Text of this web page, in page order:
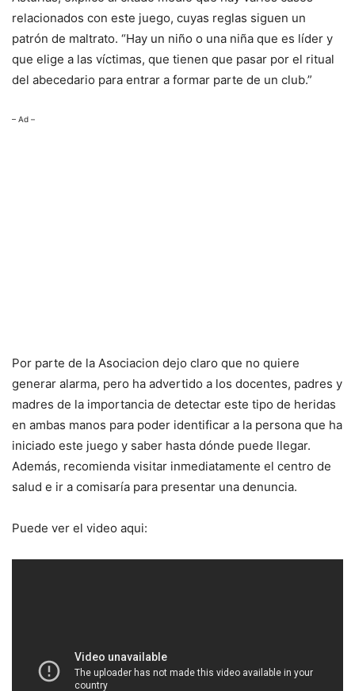
relacionados con este juego, cuyas reglas siguen un
patrón de maltrato. “Hay un niño o una niña que es líder y
que elige a las víctimas, que tienen que pasar por el ritual
del abecedario para entrar a formar parte de un club.”
– Ad –
Por parte de la Asociacion dejo claro que no quiere
generar alarma, pero ha advertido a los docentes, padres y
madres de la importancia de detectar este tipo de heridas
en ambas manos para poder identificar a la persona que ha
iniciado este juego y saber hasta dónde puede llegar.
Además, recomienda visitar inmediatamente el centro de
salud e ir a comisaría para presentar una denuncia.
Puede ver el video aqui: